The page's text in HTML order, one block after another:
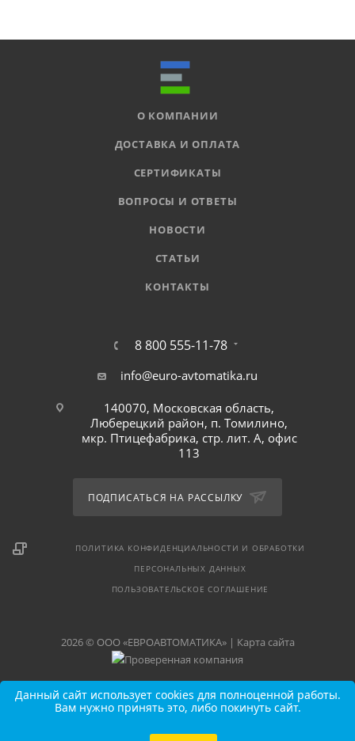
О КОМПАНИИ
ДОСТАВКА И ОПЛАТА
СЕРТИФИКАТЫ
ВОПРОСЫ И ОТВЕТЫ
НОВОСТИ
СТАТЬИ
КОНТАКТЫ
8 800 555-11-78
info@euro-avtomatika.ru
140070, Московская область,
Люберецкий район, п. Томилино,
мкр. Птицефабрика, стр. лит. А, офис
113
ПОДПИСАТЬСЯ НА РАССЫЛКУ
ПОЛИТИКА КОНФИДЕНЦИАЛЬНОСТИ И ОБРАБОТКИ
ПЕРСОНАЛЬНЫХ ДАННЫХ
ПОЛЬЗОВАТЕЛЬСКОЕ СОГЛАШЕНИЕ
2026 © ООО «ЕВРОАВТОМАТИКА» | Карта сайта
Данный сайт использует cookies для полноценной работы.
Вам нужно принять это, либо покинуть сайт.